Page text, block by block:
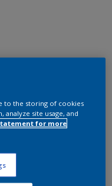
to the storing of cookies
site usage, and
for more